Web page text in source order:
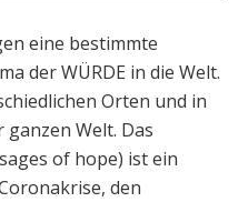
eine bestimmte
der WÜRDE in die Welt.
Orten und in
Welt. Das
of hope) ist ein
den